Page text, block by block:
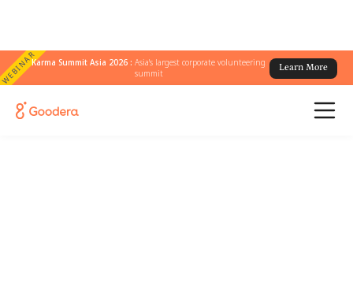
WEBINARKarma Summit Asia 2026 :Asia's largest corporate volunteering
summit
Learn More